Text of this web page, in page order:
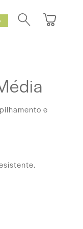
e